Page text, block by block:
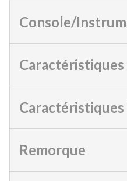
Console/
Remorque